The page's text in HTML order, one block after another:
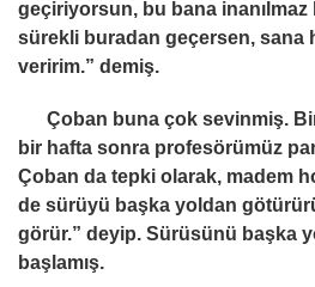
geçiriyorsun, bu bana inanılmaz
sürekli buradan geçersen, sana
veririm.” demiş.
Çoban buna çok sevinmiş.
bir hafta sonra profesörümüz
Çoban da tepki olarak, madem
de sürüyü başka yoldan
görür.” deyip. Sürüsünü başka
başlamış.